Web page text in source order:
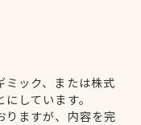
ミック、または株式
しています。
りますが、内容を完